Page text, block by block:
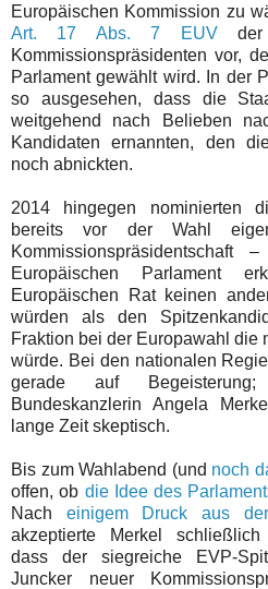
Europäischen Kommission zu
Art. 17 Abs. 7 EUVder
Kommissionspräsidenten vor,
Parlament gewählt wird. In der
so ausgesehen, dass die
weitgehend nach Belieben
Kandidaten ernannten, den
noch abnickten.
2014 hingegen nominierten
bereits vor der Wahl
Europäischen Parlament
Europäischen Rat keinen
würden als den
Fraktion bei der Europawahl die
würde. Bei den nationalen
gerade auf
Bundeskanzlerin Angela
lange Zeit skeptisch.
Bis zum Wahlabend (und noch
offen, ob die Idee des
Nach einigem Druck aus
akzeptierte Merkel schließlich
dass der siegreiche EVP-
Juncker neuer